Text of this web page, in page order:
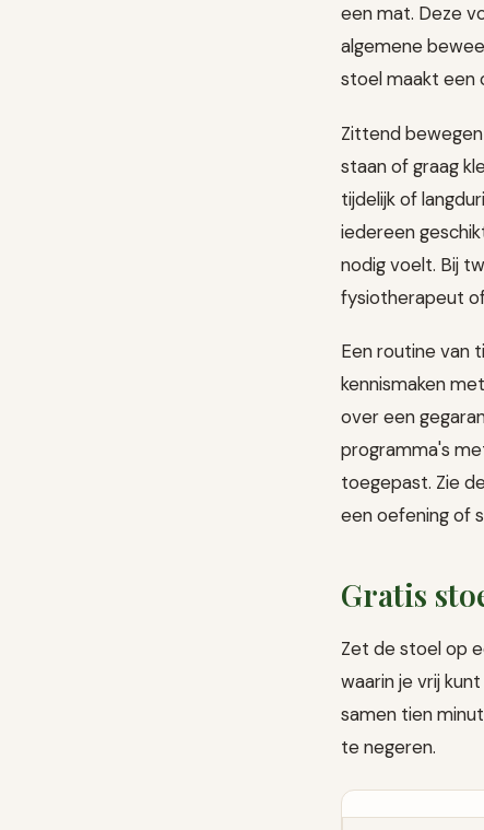
een mat. Deze
algemene
stoel maakt een
Zittend
staan of graag
tijdelijk of
iedereen
nodig voelt. Bij
fysiotherapeut
Een routine van
kennismaken
over een
programma's
toegepast. Zie
een oefening of
Gratis
Zet de stoel op
waarin je vrij
samen tien
te negeren.